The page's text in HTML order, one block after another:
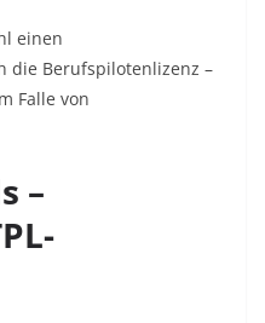
einen
die Berufspilotenlizenz –
Falle von
–